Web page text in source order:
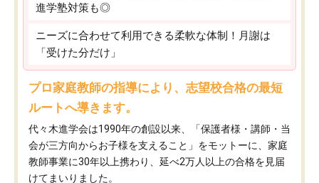
進学塾対策も◎
ニーズに合わせて利用できる柔軟な体制！月謝は
「受けた分だけ」
プロ家庭教師の指導により、志望校合格の最短
ルートへ導きます。
代々木進学会は1990年の創設以来、「保護者様・講師・当
会が三方向からお子様を支えること」をモットーに、家庭
教師事業に30年以上携わり、延べ2万人以上の合格を見届
けてまいりました。